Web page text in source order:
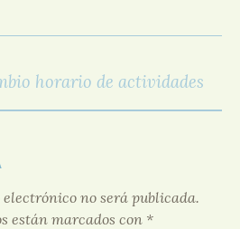
horario de actividades
no será publicada.
están marcados con *